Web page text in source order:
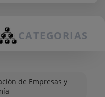
CATEGORIAS
de Empresas y